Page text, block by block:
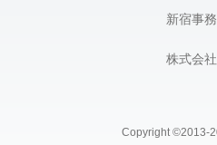
新宿事
株式会
Copyright ©2013-